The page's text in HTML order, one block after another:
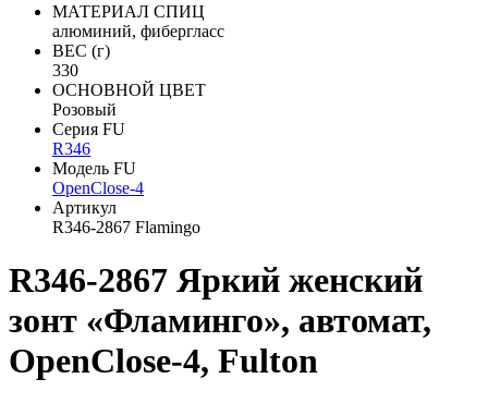
МАТЕРИАЛ СПИЦ
алюминий, фибергласс
ВЕС (г)
330
ОСНОВНОЙ ЦВЕТ
Розовый
Серия FU
R346
Модель FU
OpenClose-4
Артикул
R346-2867 Flamingo
R346-2867 Яркий женский
зонт «Фламинго», автомат,
OpenClose-4, Fulton